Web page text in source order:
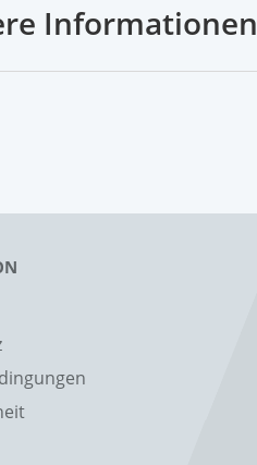
Informationen